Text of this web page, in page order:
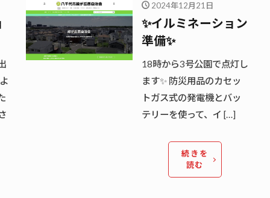
2024年12月21日
✨️イルミネーション
準備✨️
18時から3号公園で点灯し
ます✨️ 防災用品のカセッ
トガス式の発電機とバッ
テリーを使って、イ […]
続きを
読む